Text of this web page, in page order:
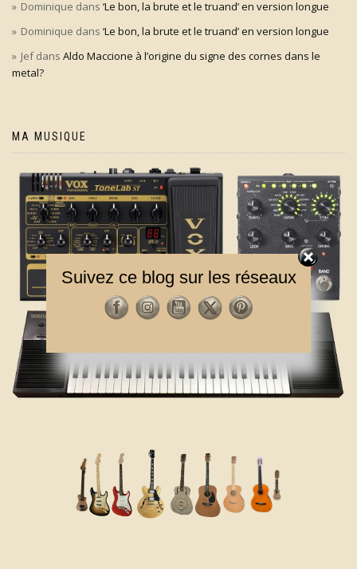
Dominique dans ‘Le bon, la brute et le truand’ en version longue
Dominique dans ‘Le bon, la brute et le truand’ en version longue
Jefdans Aldo Maccione à l’origine du signe des cornes dans le
metal?
MA MUSIQUE
Suivez ce blog sur les réseaux